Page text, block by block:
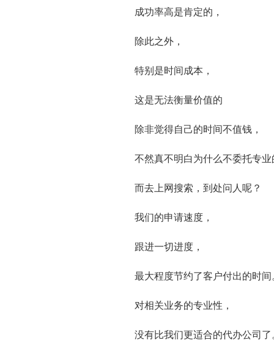
成功率高是肯定的，
除此之外，
特别是时间成本，
这是无法衡量价值的
除非觉得自己的时间不值钱，
不然真不明白为什么不委托专业
而去上网搜索，到处问人呢？
我们的申请速度，
跟进一切进度，
最大程度节约了客户付出的时间。
对相关业务的专业性，
没有比我们更适合的代办公司了。